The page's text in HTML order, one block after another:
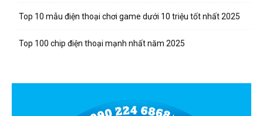
Top 10 mẫu điện thoại chơi game dưới 10 triệu tốt nhất 2025
Top 100 chip điện thoại mạnh nhất năm 2025